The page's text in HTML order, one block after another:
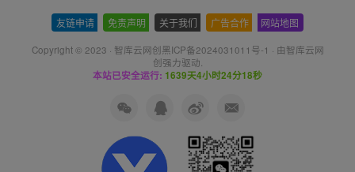
友链申请 免责声明 关于我们 广告合作 网站地图
Copyright © 2023 · 智库云网创黑ICP备2024031011号-1 · 由智库云网
创强力驱动.
本站已安全运行: 1639天4小时24分19秒